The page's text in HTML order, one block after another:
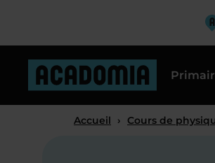
Accueil › Cours de